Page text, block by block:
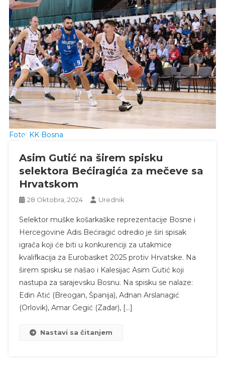
Foto: KK Bosna
Asim Gutić na širem spisku
selektora Bećiragića za mečeve sa
Hrvatskom
28 Oktobra, 2024 Urednik
Selektor muške košarkaške reprezentacije Bosne i
Hercegovine Adis Bećiragić odredio je širi spisak
igrača koji će biti u konkurenciji za utakmice
kvalifkacija za Eurobasket 2025 protiv Hrvatske. Na
širem spisku se našao i Kalesijac Asim Gutić koji
nastupa za sarajevsku Bosnu. Na spisku se nalaze:
Edin Atić (Breogan, Španija), Adnan Arslanagić
(Orlovik), Amar Gegić (Zadar), […]
Nastavi sa čitanjem